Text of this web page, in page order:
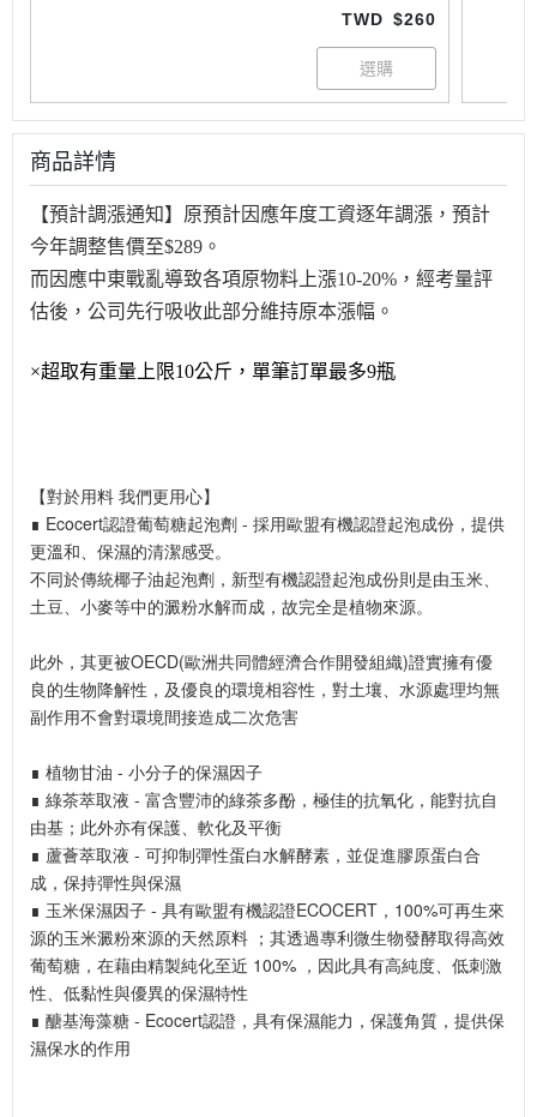
TWD $260
商品詳情
【預計調漲通知】原預計因應年度工資逐年調漲，預計
今年調整售價至$289。
而因應中東戰亂導致各項原物料上漲10-20%，經考量評
估後，公司先行吸收此部分維持原本漲幅。
×超取有重量上限10公斤，單筆訂單最多9瓶
【對於用料 我們更用心】
∎ Ecocert認證葡萄糖起泡劑 - 採用歐盟有機認證起泡成份，提供
更溫和、保濕的清潔感受。
不同於傳統椰子油起泡劑，新型有機認證起泡成份則是由玉米、
土豆、小麥等中的澱粉水解而成，故完全是植物來源。
此外，其更被OECD(歐洲共同體經濟合作開發組織)證實擁有優
良的生物降解性，及優良的環境相容性，對土壤、水源處理均無
副作用不會對環境間接造成二次危害
∎ 植物甘油 - 小分子的保濕因子
∎ 綠茶萃取液 - 富含豐沛的綠茶多酚，極佳的抗氧化，能對抗自
由基；此外亦有保護、軟化及平衡
∎ 蘆薈萃取液 - 可抑制彈性蛋白水解酵素，並促進膠原蛋白合
成，保持彈性與保濕
∎ 玉米保濕因子 - 具有歐盟有機認證ECOCERT，100%可再生來
源的玉米澱粉來源的天然原料 ；其透過專利微生物發酵取得高效
葡萄糖，在藉由精製純化至近 100% ，因此具有高純度、低刺激
性、低黏性與優異的保濕特性
∎ 醣基海藻糖 - Ecocert認證，具有保濕能力，保護角質，提供保
濕保水的作用